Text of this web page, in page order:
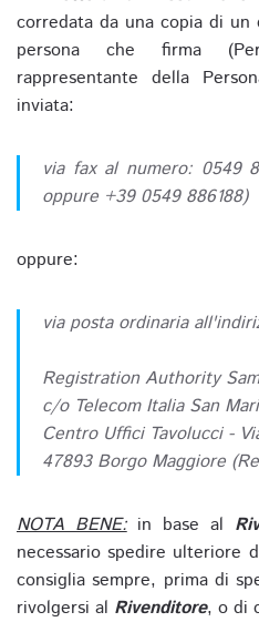
corredata da una copia di
persona che firma
rappresentante della
inviata:
via fax al numero: 0549
oppure +39 0549 886188)
oppure:
via posta ordinaria
Registration Authority
c/o Telecom Italia San
Centro Uffici Tavolucci -
47893 Borgo Maggiore
NOTA BENE:in base al
necessario spedire ulteriore
consiglia sempre, prima di
rivolgersi al Rivenditore, o di